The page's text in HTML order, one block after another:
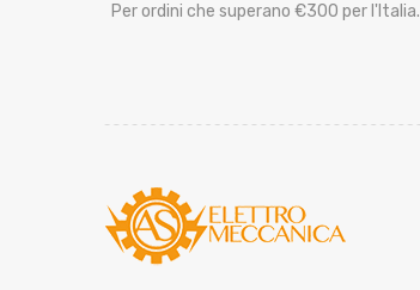
Per ordini che superano €300 per l'Italia.